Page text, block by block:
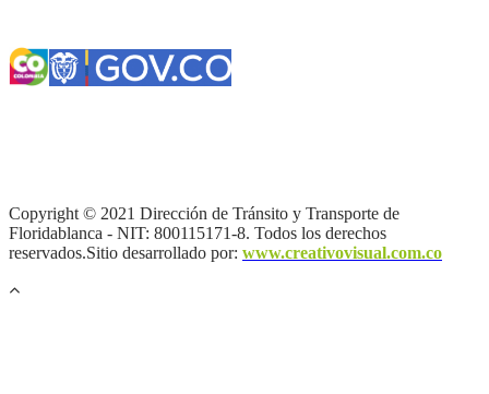
Copyright © 2021 Dirección de Tránsito y Transporte de
Floridablanca - NIT: 800115171-8. Todos los derechos
reservados.Sitio desarrollado por: www.creativovisual.com.co